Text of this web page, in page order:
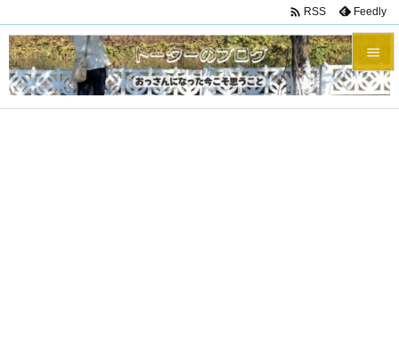


メニュ
 RSS Feedly